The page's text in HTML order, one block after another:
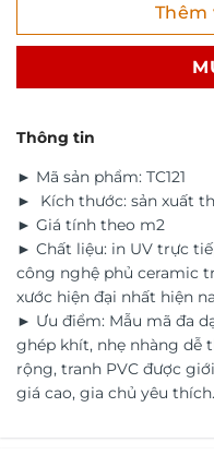
Thêm
Thông tin
► Mã sản phẩm: TC121
► Kích thước: sản xuất
► Giá tính theo m2
► Chất liệu: in UV trực
công nghệ phủ ceramic
xước hiện đại nhất hiện
► Ưu điểm: Mẫu mã đa
ghép khít, nhẹ nhàng dễ
rộng, tranh PVC được
giá cao, gia chủ yêu thích.